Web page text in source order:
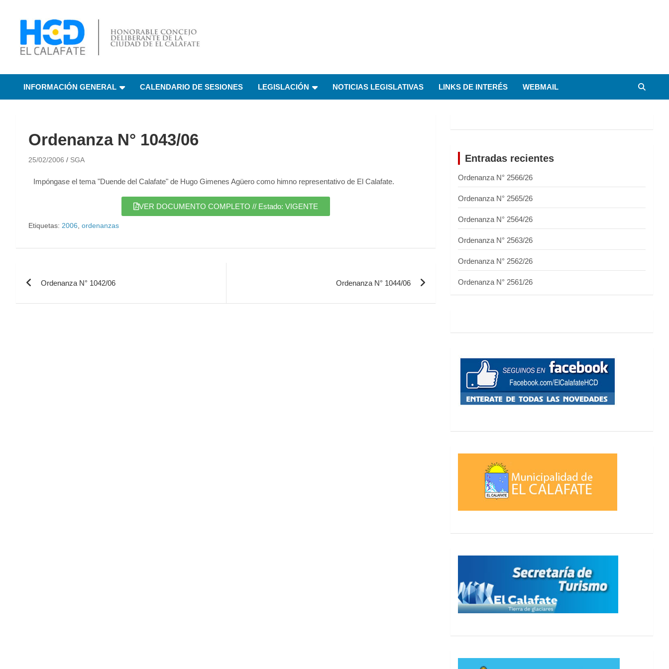
Honorable Concejo
Deliberante de El
INFORMACIÓN GENERAL CALENDARIO DE SESIONES LEGISLACIÓN NOTICIAS LEGISLATIVAS LINKS DE INTERÉS WEBMAIL
Ordenanza N° 1043/06
25/02/2006 SGA
Impóngase el tema "Duende del Calafate" de Hugo Gimenes Agüero como himno representativo de El Calafate.
VER DOCUMENTO COMPLETO // Estado: VIGENTE
Etiquetas: 2006, ordenanzas
Ordenanza N° 1042/06 Ordenanza N° 1044/06
Entradas recientes
Ordenanza N° 2566/26
Ordenanza N° 2565/26
Ordenanza N° 2564/26
Ordenanza N° 2563/26
Ordenanza N° 2562/26
Ordenanza N° 2561/26